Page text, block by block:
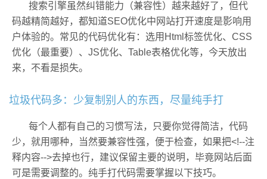
搜索引擎虽然纠错能力（兼容性）越来越好了，但代
码越精简越好，都知道SEO优化中网站打开速度是影响用
户体验的。常见的代码优化有：选用Html标签优化、CSS
优化（最重要）、JS优化、Table表格优化等，今天放出
来，不看是损失。
垃圾代码多：少复制别人的东西，尽量纯手打
每个人都有自己的习惯写法，只要你觉得简洁，代码
少，就用哪种，当然要兼容性强，便于检查，如果把<!--注
释内容-->去掉也行，建议保留主要的说明，毕竟网站后面
可是需要调整的。纯手打代码需要掌握以下技巧。